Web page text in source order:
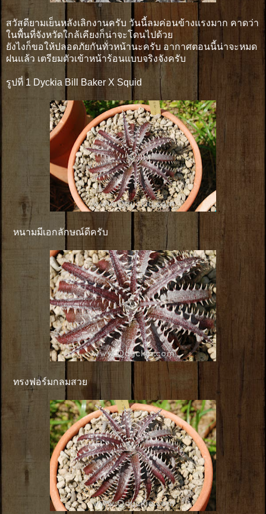
สวัสดียามเย็นหลังเลิกงานครับ วันนี้ลมค่อนข้างแรงมาก คาดว่า
ในพื้นที่จังหวัดใกล้เคียงก็น่าจะโดนไปด้วย
ยังไงก็ขอให้ปลอดภัยกันทั่วหน้านะครับ อากาศตอนนี้น่าจะหมด
ฝนแล้ว เตรียมตัวเข้าหน้าร้อนแบบจริงจังครับ
รูปที่ 1 Dyckia Bill Baker X Squid
หนามมีเอกลักษณ์ดีครับ
ทรงฟอร์มกลมสวย